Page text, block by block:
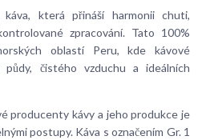
káva, která přináší harmonii chuti,
zpracování. Tato 100%
oblastí Peru, kde kávové
čistého vzduchu a ideálních
producenty kávy a jeho produkce je
postupy. Káva s označením Gr. 1